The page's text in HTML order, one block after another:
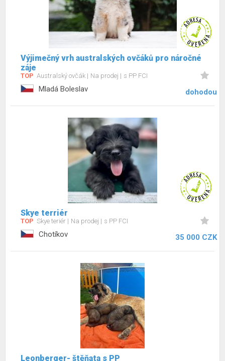
Výjimečný vrh australských ovčáků pro náročné
záje
TOP Australský ovčák Na prodej s PP FCI
Mladá Boleslav dohodou
Skye terriér
TOP Skye teriér Na prodej s PP FCI
Chotíkov 35 000 CZK
Leonberger- štěňata s PP